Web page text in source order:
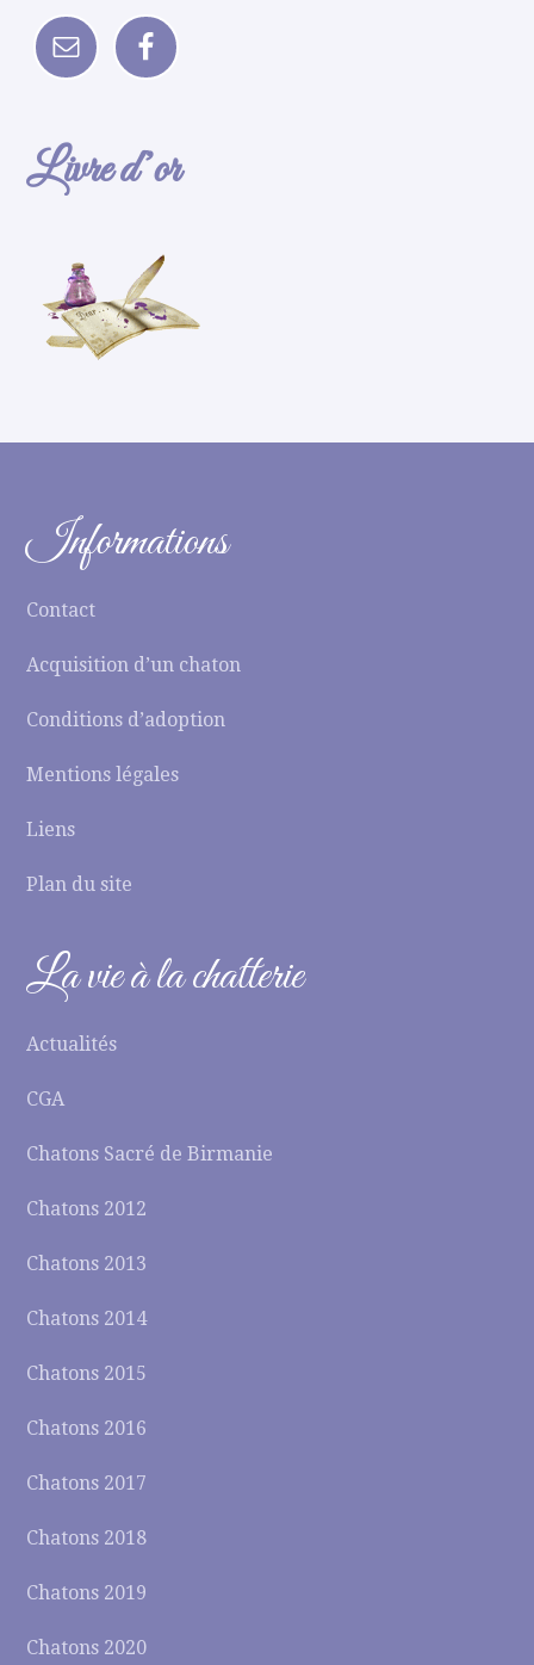
Livre d’or
Informations
Contact
Acquisition d’un chaton
Conditions d’adoption
Mentions légales
Liens
Plan du site
La vie à la chatterie
Actualités
CGA
Chatons Sacré de Birmanie
Chatons 2012
Chatons 2013
Chatons 2014
Chatons 2015
Chatons 2016
Chatons 2017
Chatons 2018
Chatons 2019
Chatons 2020